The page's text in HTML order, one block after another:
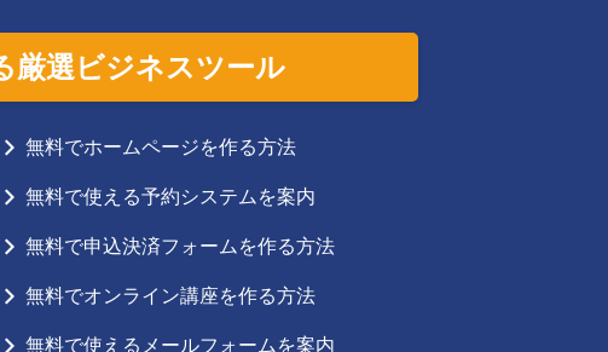
厳選ビジネスツール
無料でホームページを作る方法
無料で使える予約システムを案内
無料で申込決済フォームを作る方法
無料でオンライン講座を作る方法
無料で使えるメールフォームを案内